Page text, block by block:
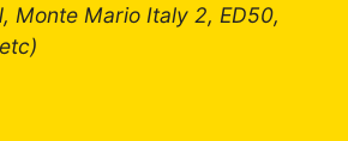
Monte Mario Italy 2, ED50,